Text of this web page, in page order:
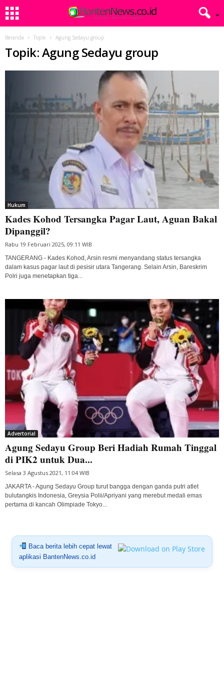
Beranda Topik Agung Sedayu group
Topik: Agung Sedayu group
Hukum
Kades Kohod Tersangka Pagar Laut, Aguan Bakal
Dipanggil?
Rabu 19 Februari 2025, 09:11 WIB
TANGERANG - Kades Kohod, Arsin resmi menyandang status tersangka
dalam kasus pagar laut di pesisir utara Tangerang. Selain Arsin, Bareskrim
Polri juga menetapkan tiga...
Advertorial
Agung Sedayu Group Beri Hadiah Rumah Tinggal
di PIK2 untuk Dua...
Selasa 3 Agustus 2021, 11:04 WIB
JAKARTA - Agung Sedayu Group turut bangga dengan ganda putri atlet
bulutangkis Indonesia, Greysia Polii/Apriyani yang merebut medali emas
pertama di kancah Olimpiade Tokyo...
Baca berita lebih cepat lewat
aplikasi BantenNews.co.id